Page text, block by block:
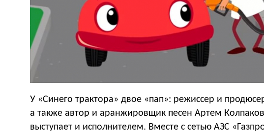
У «Синего трактора» двое «пап»: режиссер и
а также автор и аранжировщик песен Артем
выступает и исполнителем. Вместе с сетью АЗС